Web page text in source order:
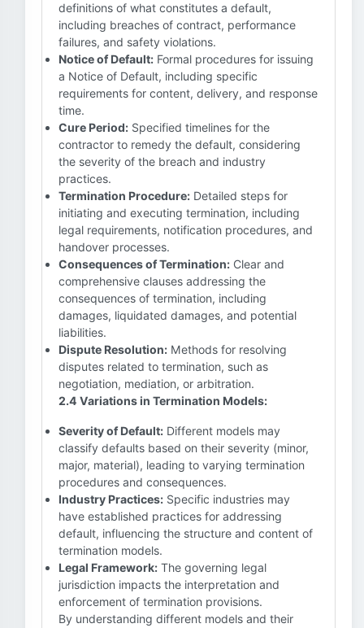
definitions of what constitutes a default,
including breaches of contract, performance
failures, and safety violations.
Notice of Default: Formal procedures for issuing
a Notice of Default, including specific
requirements for content, delivery, and response
time.
Cure Period: Specified timelines for the
contractor to remedy the default, considering
the severity of the breach and industry
practices.
Termination Procedure: Detailed steps for
initiating and executing termination, including
legal requirements, notification procedures, and
handover processes.
Consequences of Termination: Clear and
comprehensive clauses addressing the
consequences of termination, including
damages, liquidated damages, and potential
liabilities.
Dispute Resolution: Methods for resolving
disputes related to termination, such as
negotiation, mediation, or arbitration.
2.4 Variations in Termination Models:
Severity of Default: Different models may
classify defaults based on their severity (minor,
major, material), leading to varying termination
procedures and consequences.
Industry Practices: Specific industries may
have established practices for addressing
default, influencing the structure and content of
termination models.
Legal Framework: The governing legal
jurisdiction impacts the interpretation and
enforcement of termination provisions.
By understanding different models and their